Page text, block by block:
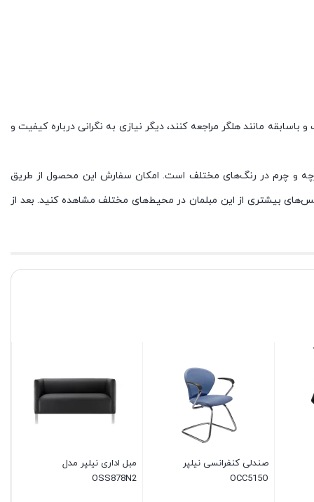
مانند هلگر مراجعه کنند، دیگر نیازی به نگرانی درباره کیفیت و
و چرم در رنگ‌های مختلف است. امکان سفارش این محصول از طریق
بیشتری از این مبلمان در محیط‌های مختلف مشاهده کنید. بعد از
صندلی کنفرانسی نیلپر
OCC515O
مبل اداری نیلپر مدل
OSS878N2